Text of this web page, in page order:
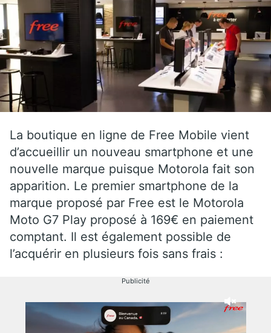
La boutique en ligne de Free Mobile vient
d’accueillir un nouveau smartphone et une
nouvelle marque puisque Motorola fait son
apparition. Le premier smartphone de la
marque proposé par Free est le Motorola
Moto G7 Play proposé à 169€ en paiement
comptant. Il est également possible de
l’acquérir en plusieurs fois sans frais :
Publicité